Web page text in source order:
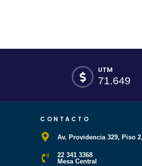
UTM
71.649
CONTACTO
Av. Providencia 329, Piso
22 341 3368
Mesa Central